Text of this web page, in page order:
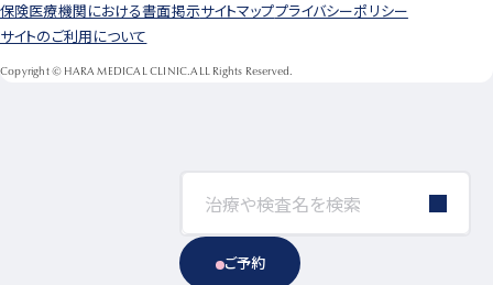
保険医療機関における書面掲示サイトマッププライバシーポリシー
サイトのご利用について
Copyright © HARA MEDICAL CLINIC.ALL Rights Reserved.
ご予約